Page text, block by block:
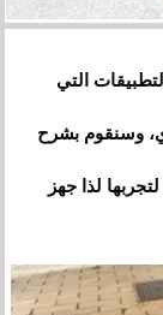
التي
وسنقوم بشرح
تطبيقات رائعة لتجربها لذا جهز